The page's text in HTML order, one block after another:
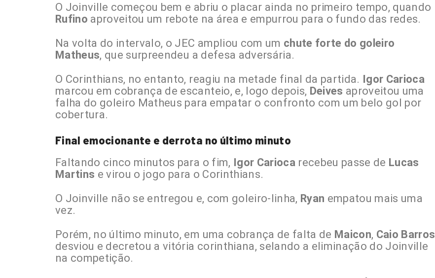
O Joinville começou bem e abriu o placar ainda no primeiro tempo, quando
Rufino aproveitou um rebote na área e empurrou para o fundo das redes.
Na volta do intervalo, o JEC ampliou com um chute forte do goleiro
Matheus, que surpreendeu a defesa adversária.
O Corinthians, no entanto, reagiu na metade final da partida. Igor Carioca
marcou em cobrança de escanteio, e, logo depois, Deives aproveitou uma
falha do goleiro Matheus para empatar o confronto com um belo gol por
cobertura.
Final emocionante e derrota no último minuto
Faltando cinco minutos para o fim, Igor Carioca recebeu passe de Lucas
Martins e virou o jogo para o Corinthians.
O Joinville não se entregou e, com goleiro-linha, Ryan empatou mais uma
vez.
Porém, no último minuto, em uma cobrança de falta de Maicon, Caio Barros
desviou e decretou a vitória corinthiana, selando a eliminação do Joinville
na competição.